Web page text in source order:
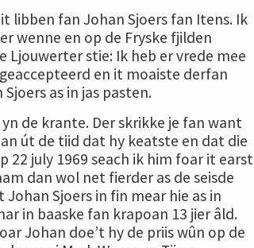
libben fan Johan Sjoers fan Itens. Ik
wenne en op de Fryske fjilden
Ljouwerter stie: Ik heb er vrede mee
en it moaiste derfan
as in jas pasten.
de krante. Der skrikke je fan want
út de tiid dat hy keatste en dat die
22 july 1969 seach ik him foar it earst
dan wol net fierder as de seisde
Sjoers in fin mear hie as in
in baaske fan krapoan 13 jier âld.
Johan doe’t hy de priis wûn op de